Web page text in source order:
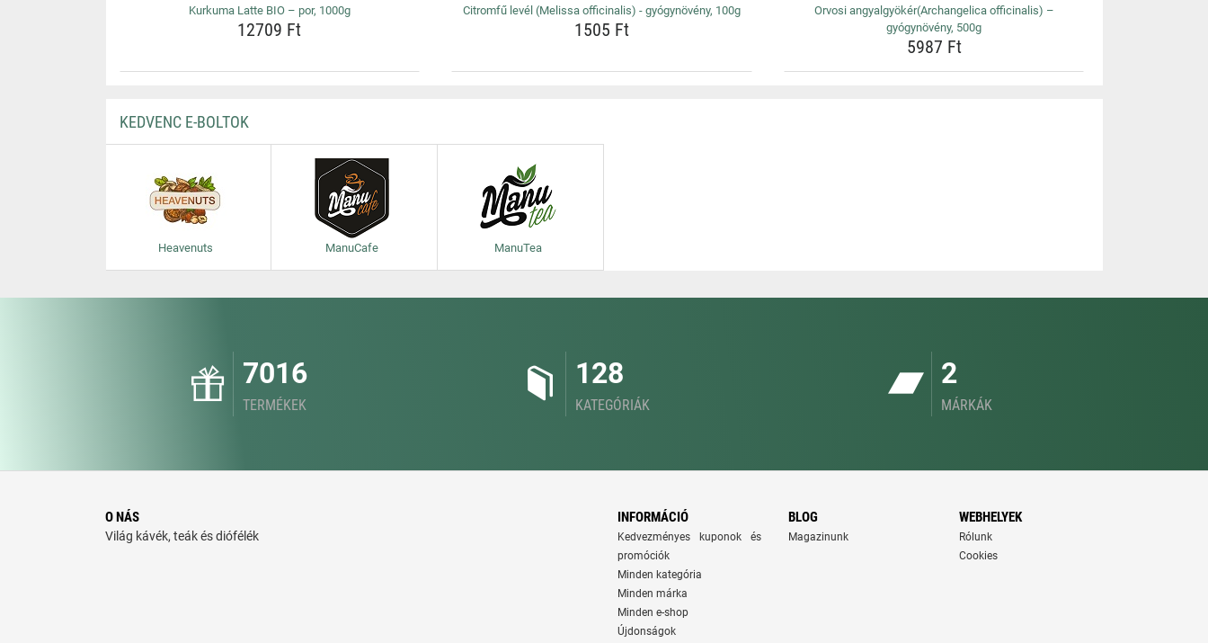
Kurkuma Latte BIO – por, 1000g
12709 Ft
Citromfű levél (Melissa officinalis) - gyógynövény, 100g
1505 Ft
Orvosi angyalgyökér(Archangelica officinalis) –
gyógynövény, 500g
5987 Ft
KEDVENC E-BOLTOK
Heavenuts ManuCafe ManuTea
7016
TERMÉKEK
128
KATEGÓRIÁK
2
MÁRKÁK
O NÁS
Világ kávék, teák és diófélék
INFORMÁCIÓ
Kedvezményes kuponok és
promóciók
Minden kategória
Minden márka
Minden e-shop
Újdonságok
BLOG
Magazinunk
WEBHELYEK
Rólunk
Cookies